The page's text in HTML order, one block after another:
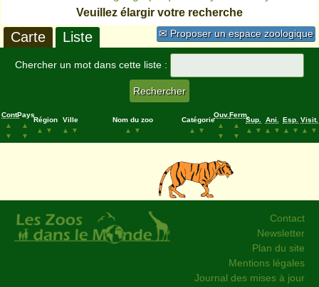
Veuillez élargir votre recherche
✉ Proposer un espace zoologique
Carte Liste
Chercher un mot dans cette liste :
Cont.
▲
▼
Pays
▲
▼
Région
▲
▼
Ville
▲
▼
Nom du zoo
▲
▼
Catégorie
▲
▼
Ouv.
▲
▼
Ferm.
▲
▼
Sup.
▲
▼
Ani.
▲
▼
Esp.
▲
▼
Visit.
▲
▼
Contact
Newsletter
Plan du site
Mentions légales
Journal des mises à jour